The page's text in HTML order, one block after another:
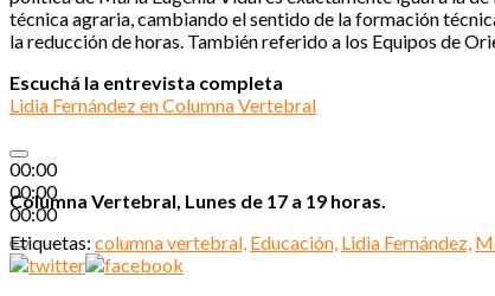
técnica agraria, cambiando el sentido de la formación
la reducción de horas. También referido a los Equipos de
Escuchá la entrevista completa
Lidia Fernández en Columna Vertebral
00:00
00:00
00:00
Columna Vertebral, Lunes de 17 a 19 horas.
Etiquetas: columna vertebral, Educación, Lidia Fernández,